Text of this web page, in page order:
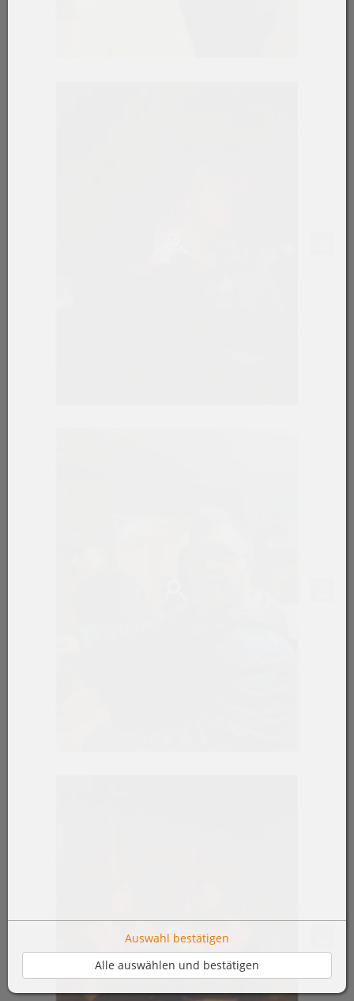
Auswahl bestätigen
Alle auswählen und bestätigen